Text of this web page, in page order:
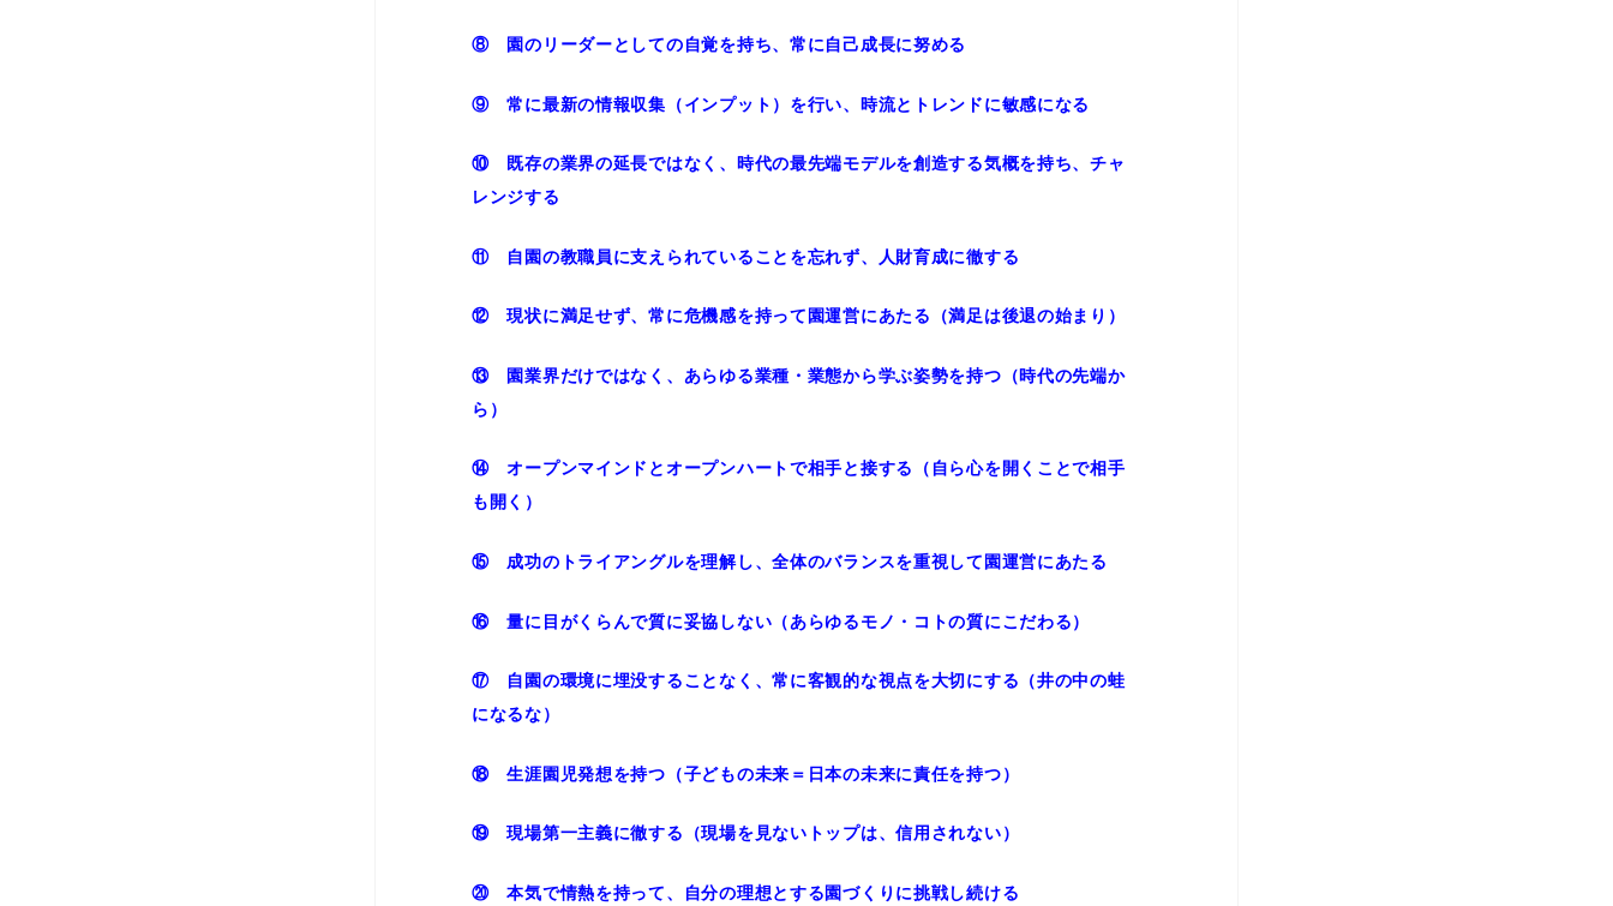
⑧ 園のリーダーとしての自覚を持ち、常に自己成長に努める
⑨ 常に最新の情報収集（インプット）を行い、時流とトレンドに敏感になる
⑩ 既存の業界の延長ではなく、時代の最先端モデルを創造する気概を持ち、チャ
レンジする
⑪ 自園の教職員に支えられていることを忘れず、人財育成に徹する
⑫ 現状に満足せず、常に危機感を持って園運営にあたる（満足は後退の始まり）
⑬ 園業界だけではなく、あらゆる業種・業態から学ぶ姿勢を持つ（時代の先端か
ら）
⑭ オープンマインドとオープンハートで相手と接する（自ら心を開くことで相手
も開く）
⑮ 成功のトライアングルを理解し、全体のバランスを重視して園運営にあたる
⑯ 量に目がくらんで質に妥協しない（あらゆるモノ・コトの質にこだわる）
⑰ 自園の環境に埋没することなく、常に客観的な視点を大切にする（井の中の蛙
になるな）
⑱ 生涯園児発想を持つ（子どもの未来＝日本の未来に責任を持つ）
⑲ 現場第一主義に徹する（現場を見ないトップは、信用されない）
⑳ 本気で情熱を持って、自分の理想とする園づくりに挑戦し続ける